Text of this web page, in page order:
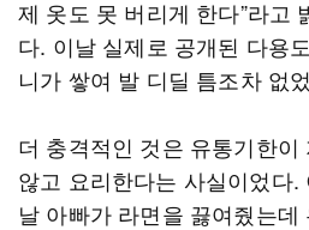
제 옷도 못 버리게 한다”라고
다. 이날 실제로 공개된 다용
니가 쌓여 발 디딜 틈조차 없
더 충격적인 것은 유통기한이
않고 요리한다는 사실이었다.
날 아빠가 라면을 끓여줬는